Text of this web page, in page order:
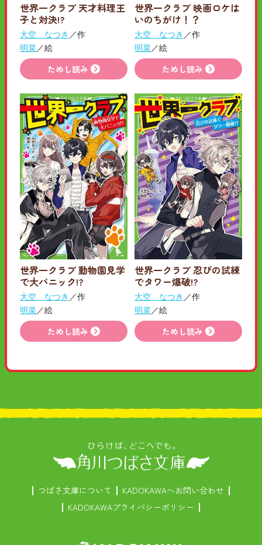
世界一クラブ 天才料理王
子と対決!?
大空 なつき ／作
明菜／絵
ためし読み
世界一クラブ 映画ロケは
いのちがけ！？
大空 なつき ／作
明菜／絵
ためし読み
世界一クラブ 動物園見学
で大パニック!?
大空 なつき ／作
明菜／絵
ためし読み
世界一クラブ 忍びの試練
でタワー爆破!?
大空 なつき ／作
明菜／絵
ためし読み
つばさ文庫について
KADOKAWAへお問い合わせ
KADOKAWAプライバシーポリシー